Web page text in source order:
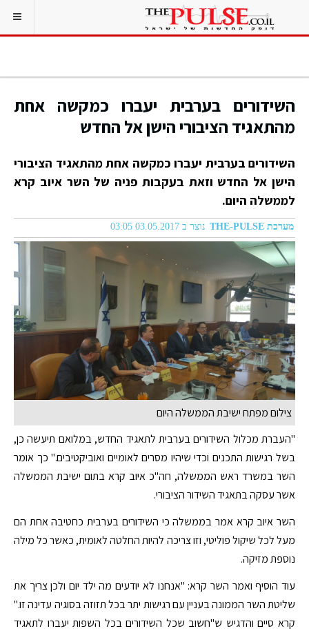
השידורים בערבית יעברו כמקשה אחת
מהתאגיד הציבורי הישן אל החדש
השידורים בערבית יעברו כמקשה אחת מהתאגיד הציבורי
הישן אל החדש וזאת בעקבות פניה של השר איוב קרא
לממשלה היום.
מערכת THE-PULSE נוצר ב 03.05.2017 03:05
צילום מפתח ישיבת הממשלה היום
"העברת מכלול השידורים בערבית לתאגיד החדש, במלואם תיעשה כן,
בשל רגישות התכנים וכדי שיהיו מסרים לאומיים ואוביקטיבים." כך אומר
השר במשרד ראש הממשלה, חה"כ איוב קרא בתום ישיבת הממשלה
אשר עסקה בתאגיד השידור הציבורי.
השר איוב קרא אמר בממשלה כי השידורים בערבית כחטיבה אחת הם
מעל לכל שיקול פוליטי, וזו צריכה להיות החלטה לאומית, כאשר כל מילה
נוספת מזיקה.
עוד הוסיף ואמר השר קרא: "אנחנו לא יודעים מה ילד יום ולכן צריך את
שליטת השר הממונה בעניין עם רגישות יתר בכל תזוזה בסוגיה עדינה זו."
קרא סיים והדגיש ש"חשוב שכל השידורים בכל השפות יעברו לתאגיד